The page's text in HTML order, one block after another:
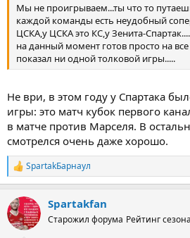
Мы не проигрываем...ты что то
каждой команды есть неудобный
ЦСКА,у ЦСКА это КС,у Зенита-
на данный момент готов просто на все
показал ни одной толковой игры.....
Не ври, в этом году у Спартака
игры: это матч кубок первого
в матче против Марселя. В
смотрелся очень даже хорошо.
Р
е
к
ц
и
SpartakБарнаул
Spartakfan
Старожил форума Рейтинг